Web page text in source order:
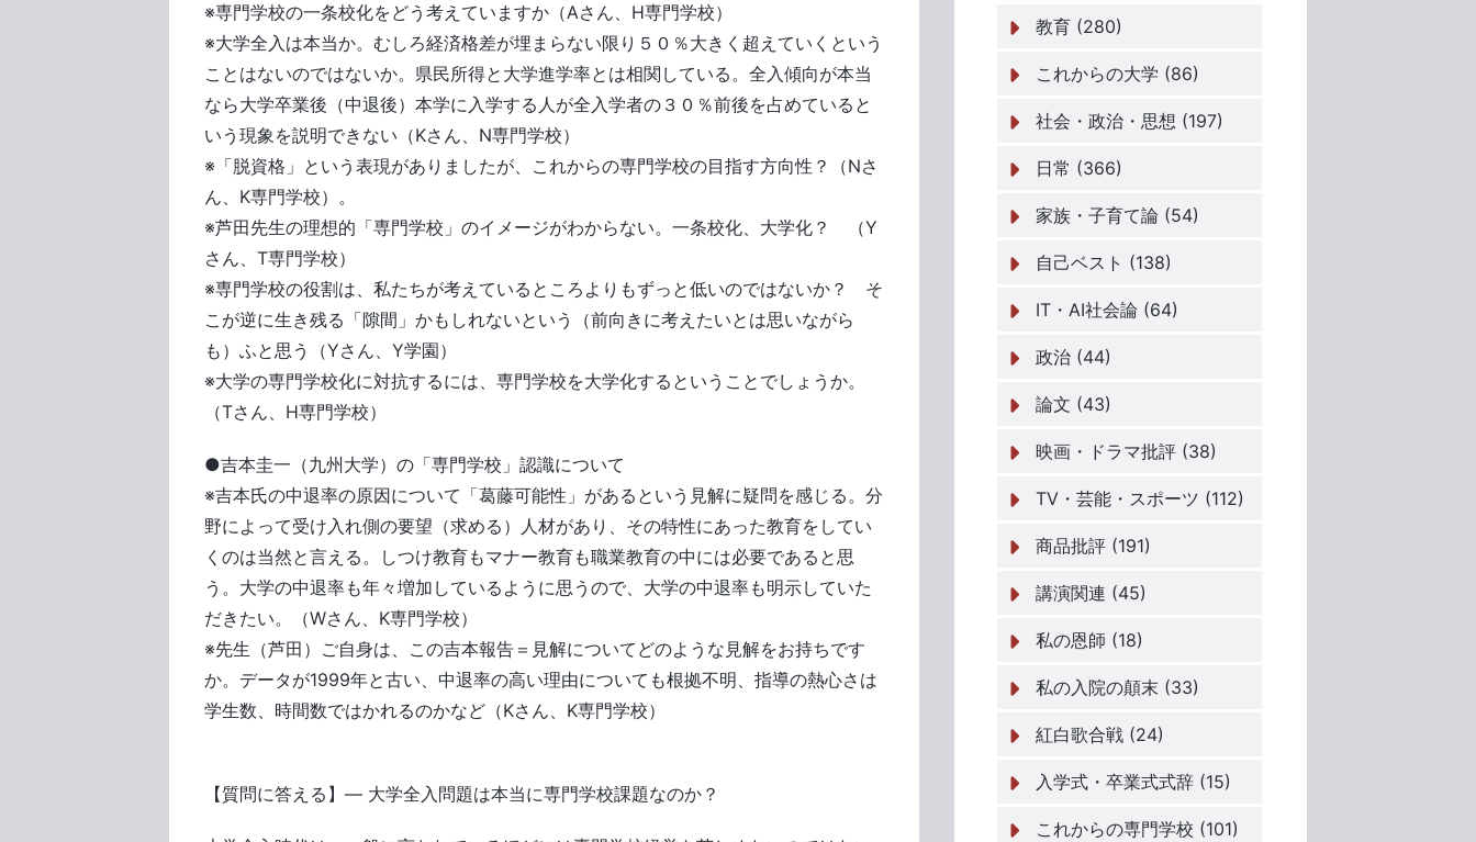
※専門学校の一条校化をどう考えていますか（Aさん、H専門学校）
※大学全入は本当か。むしろ経済格差が埋まらない限り５０％大きく超えていくという
ことはないのではないか。県民所得と大学進学率とは相関している。全入傾向が本当
なら大学卒業後（中退後）本学に入学する人が全入学者の３０％前後を占めていると
いう現象を説明できない（Kさん、N専門学校）
※「脱資格」という表現がありましたが、これからの専門学校の目指す方向性？（Nさ
ん、K専門学校）。
※芦田先生の理想的「専門学校」のイメージがわからない。一条校化、大学化？ （Y
さん、T専門学校）
※専門学校の役割は、私たちが考えているところよりもずっと低いのではないか？ そ
こが逆に生き残る「隙間」かもしれないという（前向きに考えたいとは思いながら
も）ふと思う（Yさん、Y学園）
※大学の専門学校化に対抗するには、専門学校を大学化するということでしょうか。
（Tさん、H専門学校）
●吉本圭一（九州大学）の「専門学校」認識について
※吉本氏の中退率の原因について「葛藤可能性」があるという見解に疑問を感じる。分
野によって受け入れ側の要望（求める）人材があり、その特性にあった教育をしてい
くのは当然と言える。しつけ教育もマナー教育も職業教育の中には必要であると思
う。大学の中退率も年々増加しているように思うので、大学の中退率も明示していた
だきたい。（Wさん、K専門学校）
※先生（芦田）ご自身は、この吉本報告＝見解についてどのような見解をお持ちです
か。データが1999年と古い、中退率の高い理由についても根拠不明、指導の熱心さは
学生数、時間数ではかれるのかなど（Kさん、K専門学校）
【質問に答える】― 大学全入問題は本当に専門学校課題なのか？
教育 (280)
これからの大学 (86)
社会・政治・思想 (197)
日常 (366)
家族・子育て論 (54)
自己ベスト (138)
IT・AI社会論 (64)
政治 (44)
論文 (43)
映画・ドラマ批評 (38)
TV・芸能・スポーツ (112)
商品批評 (191)
講演関連 (45)
私の恩師 (18)
私の入院の顛末 (33)
紅白歌合戦 (24)
入学式・卒業式式辞 (15)
これからの専門学校 (101)